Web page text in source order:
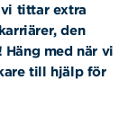
tittar extra
den
Häng med när vi
till hjälp för